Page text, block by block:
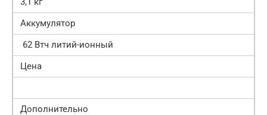
Аккумулятор
62 Втч литий-ионный
Цена
Дополнительно